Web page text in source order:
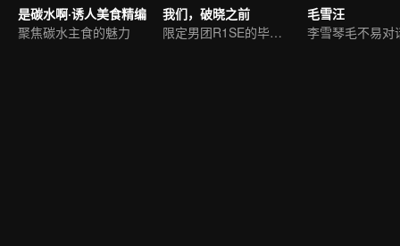
是碳水啊·诱人美食精编
聚焦碳水主食的魅力
我们，破晓之前
限定男团R1SE的毕业团综
毛雪汪